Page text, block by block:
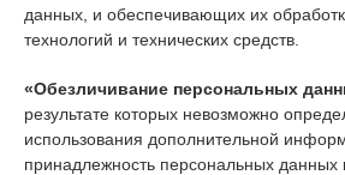
данных, и обеспечивающих их
технологий и технических средств.
«Обезличивание персональных
результате которых невозможно
использования дополнительной
принадлежность персональных данных